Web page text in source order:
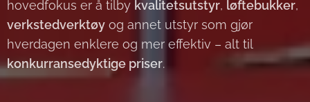
hovedfokus er å tilby kvalitetsutstyr, løftebukker,
verkstedverktøy og annet utstyr som gjør
hverdagen enklere og mer effektiv – alt til
konkurransedyktige priser.